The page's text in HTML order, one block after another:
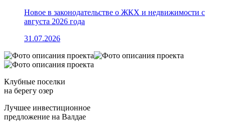
Новое в законодательстве о ЖКХ и недвижимости с
августа 2026 года
31.07.2026
Клубные поселки
на берегу озер
Лучшее инвестиционное
предложение на Валдае